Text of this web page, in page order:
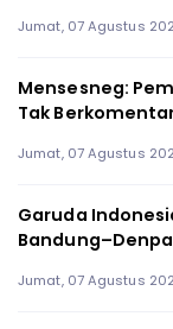
Jumat, 07 Agustus
Mensesneg:
Tak
Jumat, 07 Agustus
Garuda
Jumat, 07 Agustus